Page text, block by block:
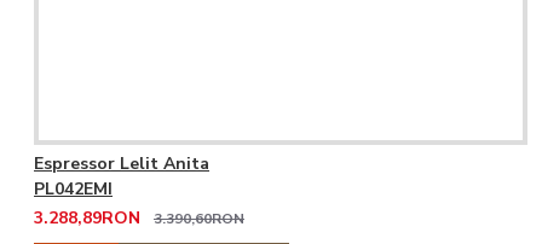
Espressor Lelit Anita
PL042EMI
3.288,89RON
3.390,60RON